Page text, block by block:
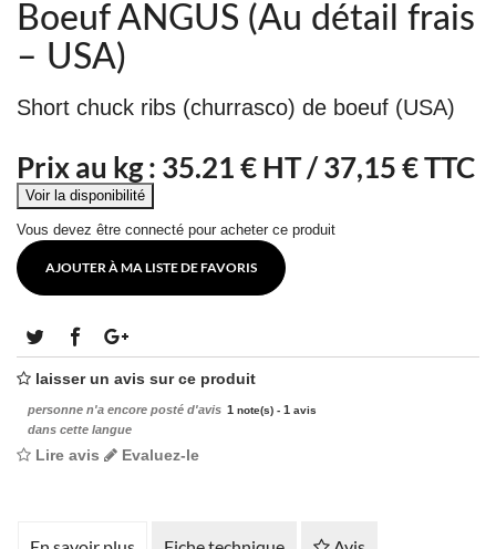
Boeuf ANGUS (Au détail frais
– USA)
Short chuck ribs (churrasco) de boeuf (USA)
Prix au kg : 35.21€ HT /37,15 € TTC
Vous devez être connecté pour acheter ce produit
AJOUTER À MA LISTE DE FAVORIS
laisser un avis sur ce produit
personne n'a encore posté d'avis
dans cette langue
1 note(s) - 1 avis
Lire avis Evaluez-le